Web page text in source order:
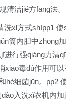
清洁jié方fāng法。
洗xǐ方式shìpp1
筒内胆中zhōng
进行强qiáng力清
xiāo毒dú作用可
hé细菌jūn。pp2
入洗xǐ衣机内